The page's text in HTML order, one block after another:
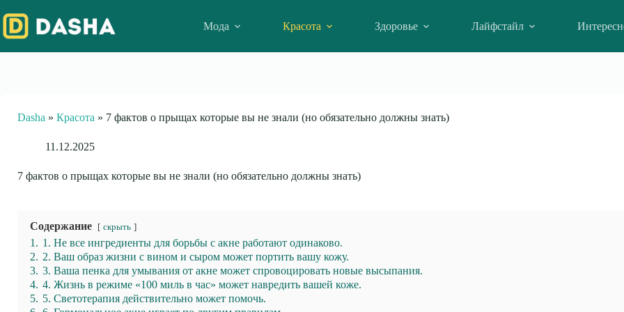
to
content
Мода Красота Здоровье Лайфстайл
Dasha » Красота » 7 фактов о прыщах которые вы не знали (но обязательно должны знать)
11.12.2025
7 фактов о прыщах которые вы не знали (но обязательно должны знать)
Содержание скрыть
1. 1. Не все ингредиенты для борьбы с акне работают одинаково.
2. 2. Ваш образ жизни с вином и сыром может портить вашу кожу.
3. 3. Ваша пенка для умывания от акне может спровоцировать новые высыпания.
4. 4. Жизнь в режиме «100 миль в час» может навредить вашей коже.
5. 5. Светотерапия действительно может помочь.